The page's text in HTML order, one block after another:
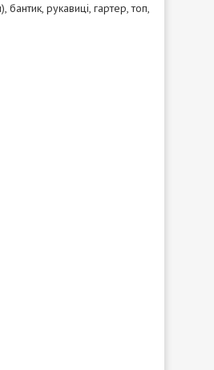
рукавиці, гартер, топ,